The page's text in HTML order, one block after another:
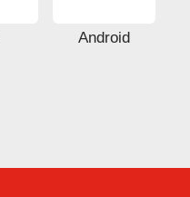
Android